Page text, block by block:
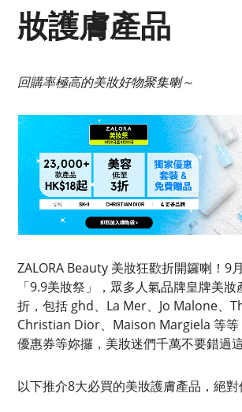
妝護膚產品
回購率極高的美妝好物聚集喇～
ZALORA Beauty 美妝狂歡折開鑼喇！9
「9.9美妝祭」，眾多人氣品牌皇牌美
折，包括 ghd、La Mer、Jo Malone、
Christian Dior、Maison Margiela 等等
優惠券等妳攞，美妝迷們千萬不要錯過
以下推介8大必買的美妝護膚產品，絕對